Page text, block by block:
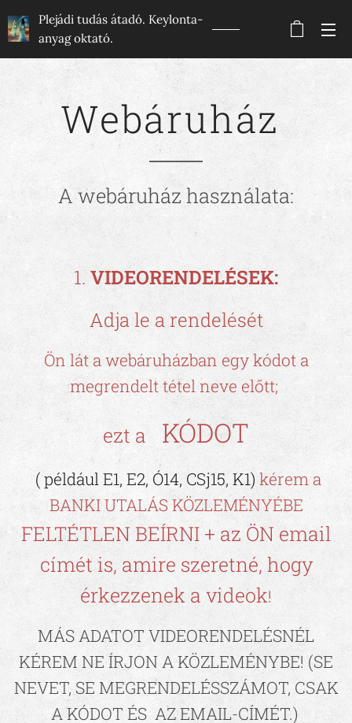
Plejádi tudás átadó. Keylonta-
anyag oktató.
Webáruház
A webáruház használata:
1. VIDEORENDELÉSEK:
Adja le a rendelését
Ön lát a webáruházban egy kódot a
megrendelt tétel neve előtt;
ezt a KÓDOT
( például E1, E2, Ó14, CSj15, K1) kérem a
BANKI UTALÁS KÖZLEMÉNYÉBE
FELTÉTLEN BEÍRNI + az ÖN email
címét is, amire szeretné, hogy
érkezzenek a videok!
MÁS ADATOT VIDEORENDELÉSNÉL
KÉREM NE ÍRJON A KÖZLEMÉNYBE! (SE
NEVET, SE MEGRENDELÉSSZÁMOT, CSAK
A KÓDOT ÉS AZ EMAIL-CÍMÉT.)